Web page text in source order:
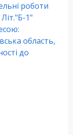
роботи
1"
область,
до